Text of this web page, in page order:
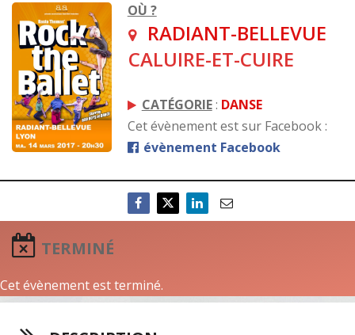
OÙ ?
RADIANT-BELLEVUE
CALUIRE-ET-CUIRE
CATÉGORIE: DANSE
Cet évènement est sur Facebook :
évènement Facebook
TERMINÉ
Cet évènement est terminé.